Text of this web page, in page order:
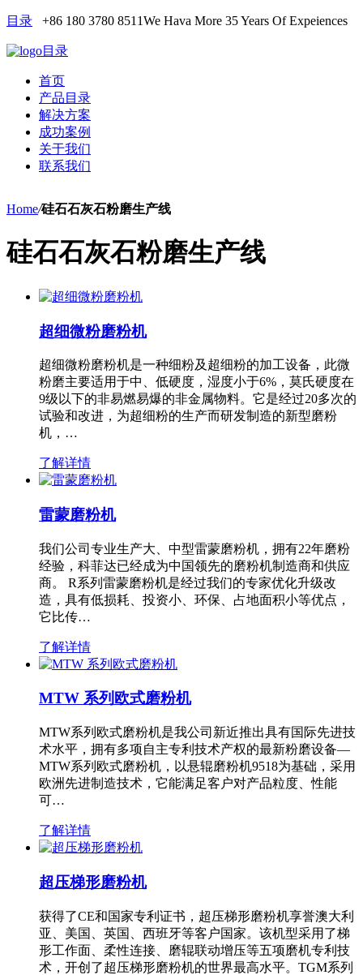
目录 +86 180 3780 8511We Hava More 35 Years Of Expeiences
目录
首页
产品目录
解决方案
成功案例
关于我们
联系我们
Home/硅石石灰石粉磨生产线
硅石石灰石粉磨生产线
超细微粉磨粉机
超细微粉磨粉机是一种细粉及超细粉的加工设备，此微
粉磨主要适用于中、低硬度，湿度小于6%，莫氏硬度在
9级以下的非易燃易爆的非金属物料。它是经过20多次的
试验和改进，为超细粉的生产而研发制造的新型磨粉
机，…
了解详情
雷蒙磨粉机
我们公司专业生产大、中型雷蒙磨粉机，拥有22年磨粉
经验，科菲达已经成为中国领先的磨粉机制造商和供应
商。 R系列雷蒙磨粉机是经过我们的专家优化升级改
造，具有低损耗、投资小、环保、占地面积小等优点，
它比传…
了解详情
MTW 系列欧式磨粉机
MTW系列欧式磨粉机是我公司新近推出具有国际先进技
术水平，拥有多项自主专利技术产权的最新粉磨设备—
MTW系列欧式磨粉机，以悬辊磨粉机9518为基础，采用
欧洲先进制造技术，它能满足客户对产品粒度、性能
可…
了解详情
超压梯形磨粉机
获得了CE和国家专利证书，超压梯形磨粉机享誉澳大利
亚、美国、英国、西班牙等客户国家。该机型采用了梯
形工作面、柔性连接、磨辊联动增压等五项磨机专利技
术，开创了超压梯形磨粉机的世界最高水平。TGM系列